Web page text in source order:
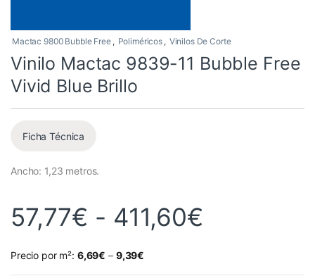
Mactac 9800 Bubble Free , Poliméricos , Vinilos De Corte
Vinilo Mactac 9839-11 Bubble Free
Vivid Blue Brillo
Ficha Técnica
Ancho: 1,23 metros.
57,77€ - 411,60€
Precio por m²: 6,69€ – 9,39€